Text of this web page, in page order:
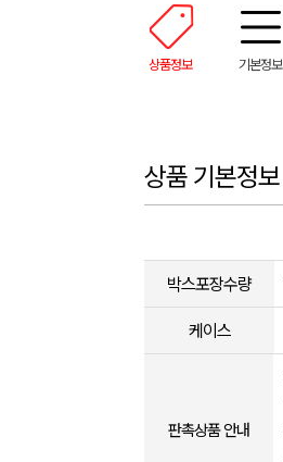
상품정보 기본정보
상품 기본정보
박스포장수량
케이스
판촉상품 안내